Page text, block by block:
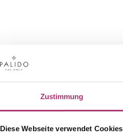
Zustimmung
Diese Webseite verwendet Cookies